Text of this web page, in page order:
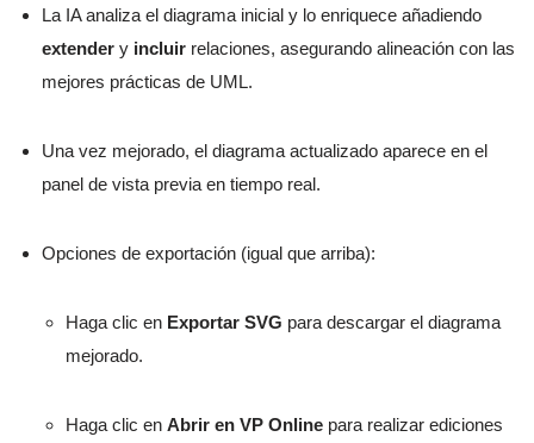
La IA analiza el diagrama inicial y lo enriquece añadiendo
extender y incluir relaciones, asegurando alineación con las
mejores prácticas de UML.
Una vez mejorado, el diagrama actualizado aparece en el
panel de vista previa en tiempo real.
Opciones de exportación (igual que arriba):
Haga clic en Exportar SVG para descargar el diagrama
mejorado.
Haga clic en Abrir en VP Online para realizar ediciones